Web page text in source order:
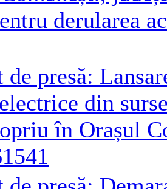
derularea
de presă:
din
în Orașul